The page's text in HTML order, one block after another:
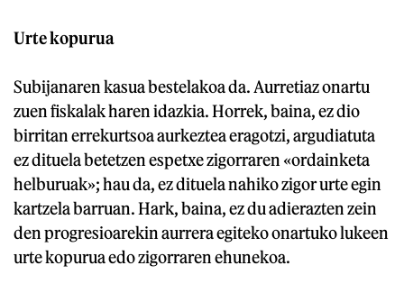
Urte kopurua
Subijanaren kasua bestelakoa da. Aurretiaz onartu
zuen fiskalak haren idazkia. Horrek, baina, ez dio
birritan errekurtsoa aurkeztea eragotzi, argudiatuta
ez dituela betetzen espetxe zigorraren «ordainketa
helburuak»; hau da, ez dituela nahiko zigor urte egin
kartzela barruan. Hark, baina, ez du adierazten zein
den progresioarekin aurrera egiteko onartuko lukeen
urte kopurua edo zigorraren ehunekoa.